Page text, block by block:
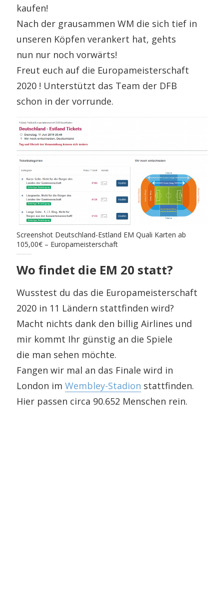
kaufen!
Nach der grausammen WM die sich tief in
unseren Köpfen verankert hat, gehts
nun nur noch vorwärts!
Freut euch auf die Europameisterschaft
2020 ! Unterstützt das Team der DFB
schon in der vorrunde.
Screenshot Deutschland-Estland EM Quali Karten ab
105,00€ – Europameisterschaft
Wo findet die EM 20 statt?
Wusstest du das die Europameisterschaft
2020 in 11 Ländern stattfinden wird?
Macht nichts dank den billig Airlines und
mir kommt Ihr günstig an die Spiele
die man sehen möchte.
Fangen wir mal an das Finale wird in
London imWembley-Stadion stattfinden.
Hier passen circa 90.652 Menschen rein.